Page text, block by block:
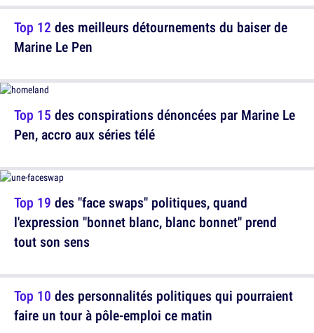
Top 15 des conspirations dénoncées par Marine Le
Pen, accro aux séries télé
Top 10 des personnalités politiques qui pourraient
faire un tour à pôle-emploi ce matin
Top 12 des meilleurs détournements du baiser de
Marine Le Pen
Top 19 des "face swaps" politiques, quand
l'expression "bonnet blanc, blanc bonnet" prend
tout son sens